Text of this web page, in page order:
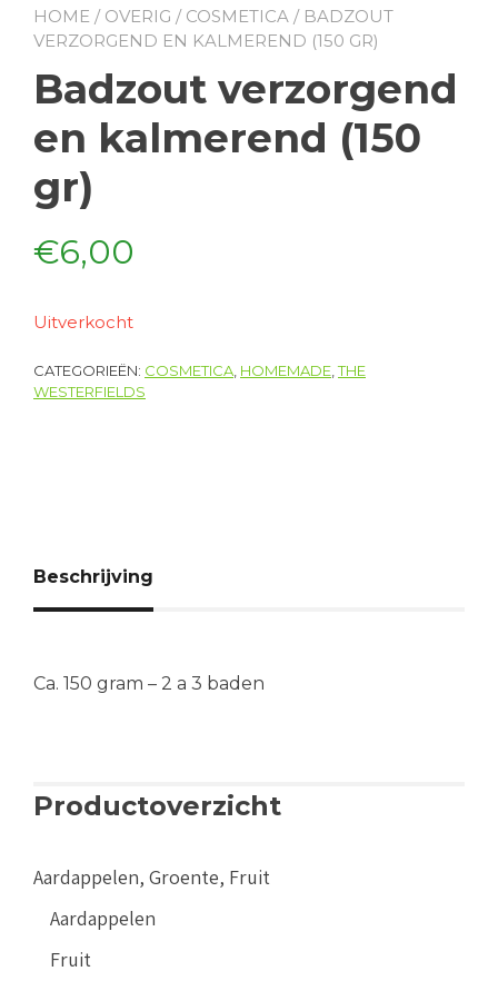
HOME / OVERIG / COSMETICA / BADZOUT
VERZORGEND EN KALMEREND (150 GR)
Badzout verzorgend
en kalmerend (150
gr)
€6,00
Uitverkocht
CATEGORIEËN: COSMETICA HOMEMADE ,THE
WESTERFIELDS
Beschrijving
Ca. 150 gram – 2 a 3 baden
Productoverzicht
Aardappelen, Groente, Fruit
Aardappelen
Fruit